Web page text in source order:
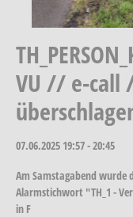
VU // e-call
07.06.2025 19:57 - 20:45
Am Samstagabend wurde
Alarmstichwort "TH_1 -
in F